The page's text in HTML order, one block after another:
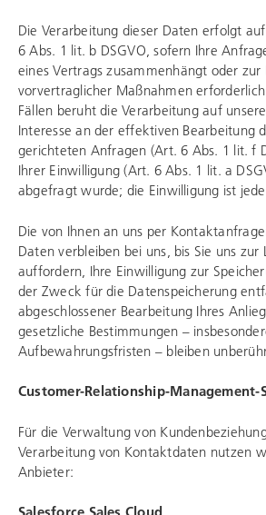
Die Verarbeitung dieser Daten erfolgt
6 Abs. 1 lit. b DSGVO, sofern Ihre
eines Vertrags zusammenhängt oder
vorvertraglicher Maßnahmen
Fällen beruht die Verarbeitung auf
Interesse an der effektiven Bearbeitung
gerichteten Anfragen (Art. 6 Abs. 1 lit. f
Ihrer Einwilligung (Art. 6 Abs. 1 lit. a
abgefragt wurde; die Einwilligung ist
Die von Ihnen an uns per
Daten verbleiben bei uns, bis Sie uns zur
auffordern, Ihre Einwilligung zur
der Zweck für die Datenspeicherung
abgeschlossener Bearbeitung Ihres
gesetzliche Bestimmungen –
Aufbewahrungsfristen – bleiben
Customer-Relationship-Management-
Für die Verwaltung von
Verarbeitung von Kontaktdaten nutzen
Anbieter: